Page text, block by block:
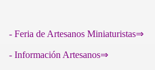
- Feria de Artesanos Miniaturistas⇒
- Información Artesanos⇒